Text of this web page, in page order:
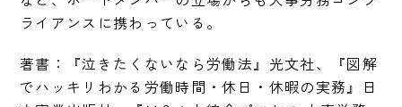
ライアンスに携わっている。
著書：『泣きたくないなら労働法』光文社、『図解
でハッキリわかる労働時間・休日・休暇の実務』日